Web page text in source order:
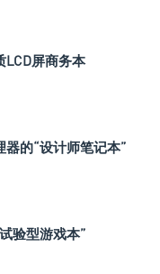
LCD屏商务本
的“设计师笔记本”
验型游戏本”